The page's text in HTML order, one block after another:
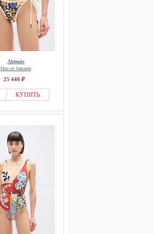
Alemais
Низ от бикини
25 440 ₽
КУПИТЬ